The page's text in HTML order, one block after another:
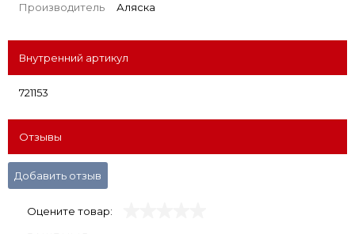
Производитель Аляска
Внутренний артикул
721153
Отзывы
Добавить отзыв
Оцените товар: